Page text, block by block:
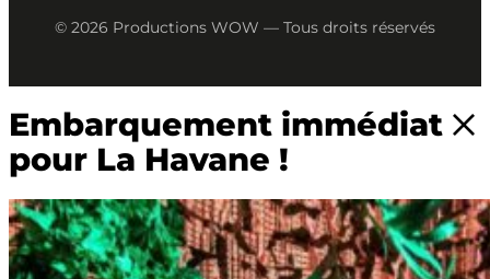
© 2026 Productions WOW — Tous droits réservés
Embarquement immédiat
pour La Havane !